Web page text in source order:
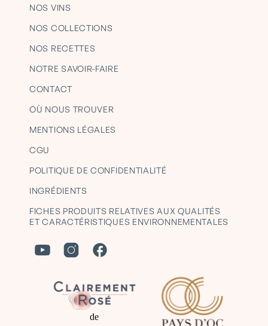
NOS VINS
NOS COLLECTIONS
NOS RECETTES
NOTRE SAVOIR-FAIRE
CONTACT
OÙ NOUS TROUVER
MENTIONS LÉGALES
CGU
POLITIQUE DE CONFIDENTIALITÉ
INGRÉDIENTS
FICHES PRODUITS RELATIVES AUX QUALITÉS
ET CARACTÉRISTIQUES ENVIRONNEMENTALES
de